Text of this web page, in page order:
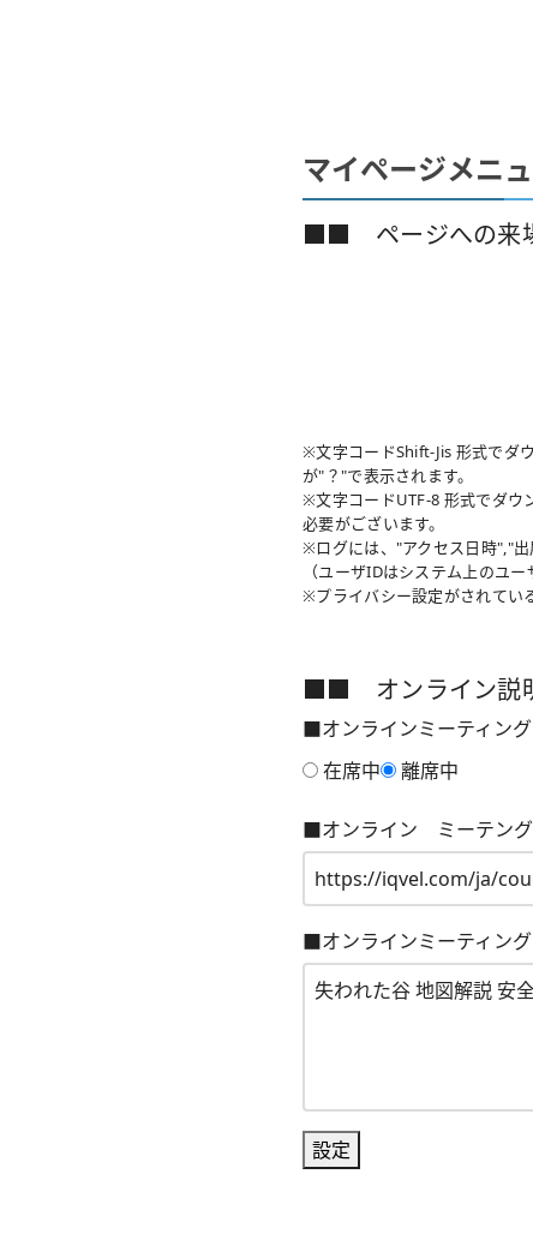
マイページメニ
■■ ページへの来
※文字コードShift-Jis 形式でダ
が"？"で表示されます。
※文字コードUTF-8 形式でダウ
必要がございます。
※ログには、"アクセス日時","出
（ユーザIDはシステム上のユー
※プライバシー設定がされてい
■■ オンライン
■オンラインミーティン
在席中
離席中
■オンライン ミーテング
■オンラインミーティン